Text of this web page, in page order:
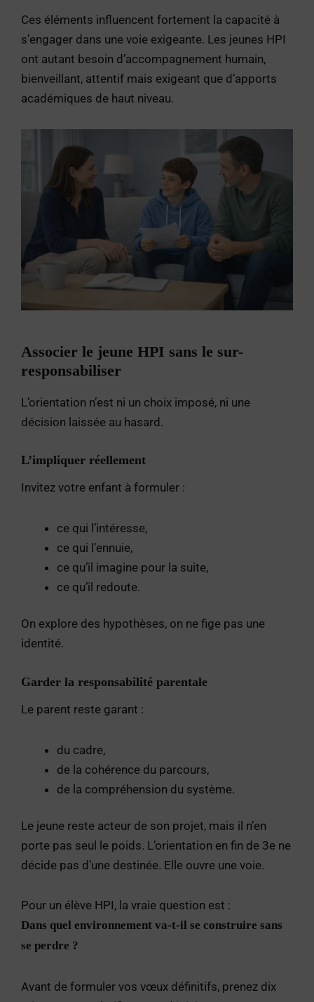
Ces éléments influencent fortement la capacité à
s’engager dans une voie exigeante. Les jeunes HPI
ont autant besoin d’accompagnement humain,
bienveillant, attentif mais exigeant que d’apports
académiques de haut niveau.
Associer le jeune HPI sans le sur-
responsabiliser
L’orientation n’est ni un choix imposé, ni une
décision laissée au hasard.
L’impliquer réellement
Invitez votre enfant à formuler :
ce qui l’intéresse,
ce qui l’ennuie,
ce qu’il imagine pour la suite,
ce qu’il redoute.
On explore des hypothèses, on ne fige pas une
identité.
Garder la responsabilité parentale
Le parent reste garant :
du cadre,
de la cohérence du parcours,
de la compréhension du système.
Le jeune reste acteur de son projet, mais il n’en
porte pas seul le poids. L’orientation en fin de 3e ne
décide pas d’une destinée. Elle ouvre une voie.
Pour un élève HPI, la vraie question est :
Dans quel environnement va-t-il se construire sans
se perdre ?
Avant de formuler vos vœux définitifs, prenez dix